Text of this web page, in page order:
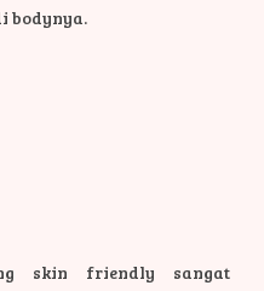
bodynya.
skin friendly sangat